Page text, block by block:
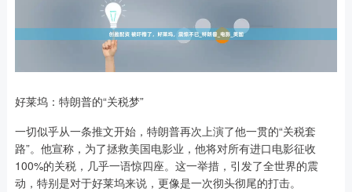
好莱坞：特朗普的“关税梦”
一切似乎从一条推文开始，特朗普再次上演了他一贯的“关税套
路”。他宣称，为了拯救美国电影业，他将对所有进口电影征收
100%的关税，几乎一语惊四座。这一举措，引发了全世界的震
动，特别是对于好莱坞来说，更像是一次彻头彻尾的打击。